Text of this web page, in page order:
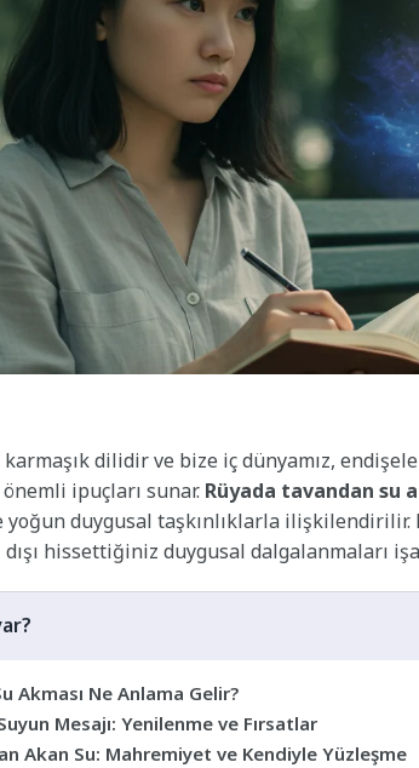
karmaşık dilidir ve bize iç dünyamız,
ipuçları sunar. Rüyada tavandan su
duygusal taşkınlıklarla ilişkilendirilir.
hissettiğiniz duygusal dalgalanmaları
Akması Ne Anlama Gelir?
Mesajı: Yenilenme ve Fırsatlar
Akan Su: Mahremiyet ve Kendiyle Yüzleşme